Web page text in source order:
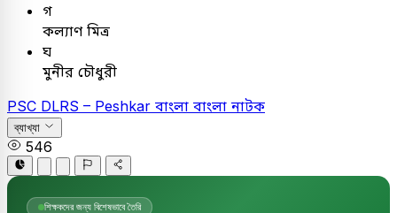
গ
কল্যাণ মিত্র
ঘ
মুনীর চৌধুরী
PSC DLRS – Peshkar বাংলা বাংলা নাটক
ব্যাখ্যা
546
শিক্ষকদের জন্য বিশেষভাবে তৈরি